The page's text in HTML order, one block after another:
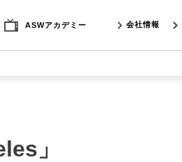
ASWアカデミー 会社情報
」